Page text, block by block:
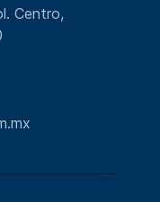
Centro,